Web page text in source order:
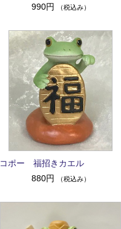
990円
（税込み）
コポー 福招きカエル
880円
（税込み）